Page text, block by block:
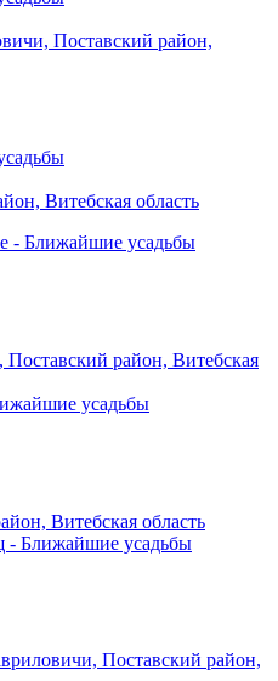
Поставский район,
Витебская область
Поставский район, Витебская
Витебская область
Поставский район,